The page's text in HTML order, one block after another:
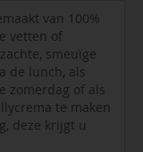
van 100%
vetten of
smeuïge
de lunch, als
zomerdag of als
te maken
deze krijgt u